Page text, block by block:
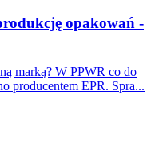
opakowań -
marką? W PPWR co do
producentem EPR. Spra...